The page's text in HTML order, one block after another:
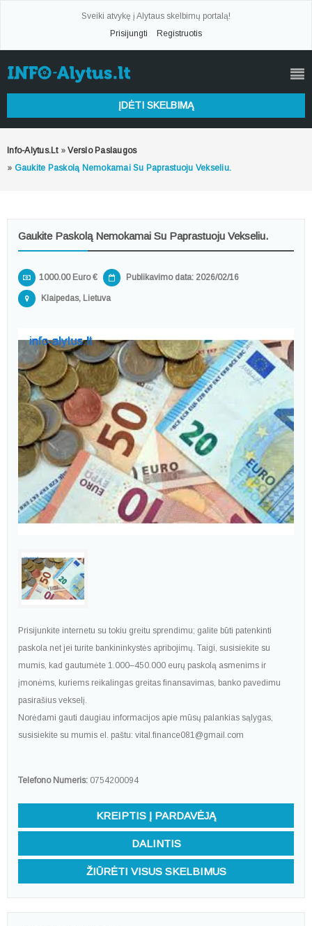
Sveiki atvykę į Alytaus skelbimų portalą!
Prisijungti
Registruotis
ĮDĖTI SKELBIMĄ
Info-Alytus.lt »Verslo Paslaugos
» Gaukite Paskolą Nemokamai Su Paprastuoju Vekseliu.
Gaukite Paskolą Nemokamai Su Paprastuoju Vekseliu.
1000.00 Euro € Publikavimo data: 2026/02/16
Klaipedas, Lietuva
Prisijunkite internetu su tokiu greitu sprendimu; galite būti patenkinti
paskola net jei turite bankininkystės apribojimų. Taigi, susisiekite su
mumis, kad gautumėte 1.000–450.000 eurų paskolą asmenims ir
įmonėms, kuriems reikalingas greitas finansavimas, banko pavedimu
pasirašius vekselį.
Norėdami gauti daugiau informacijos apie mūsų palankias sąlygas,
susisiekite su mumis el. paštu: vital.finance081@gmail.com
Telefono Numeris: 0754200094
KREIPTIS Į PARDAVĖJĄ
DALINTIS
ŽIŪRĖTI VISUS SKELBIMUS